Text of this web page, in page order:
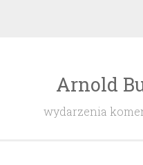
Arnold
wydarzenia